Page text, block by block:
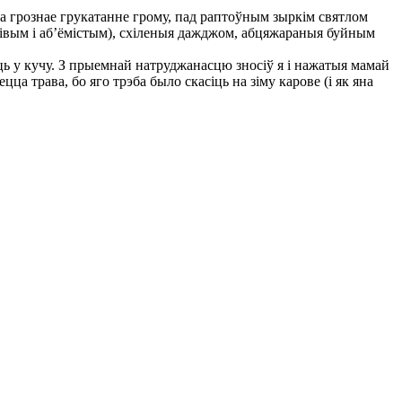
грознае грукатанне грому, пад раптоўным зыркім святлом
і аб’ёмістым), схіленыя дажджом, абцяжараныя буйным
у кучу. З прыемнай натруджанасцю зносіў я і нажатыя мамай
трава, бо яго трэба было скасіць на зіму карове (і як яна